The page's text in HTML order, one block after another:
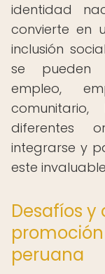
identidad
convierte en
inclusión
se pueden
empleo,
diferentes
integrarse y
este
Desafíos
peruana